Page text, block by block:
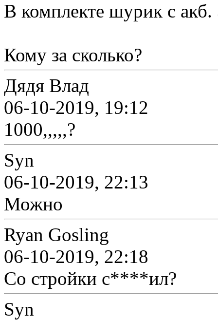
В комплекте шурик с акб.
Кому за сколько?
Дядя Влад
06-10-2019, 19:12
1000,,,,,?
Syn
06-10-2019, 22:13
Можно
Ryan Gosling
06-10-2019, 22:18
Cо стройки с****ил?
Syn